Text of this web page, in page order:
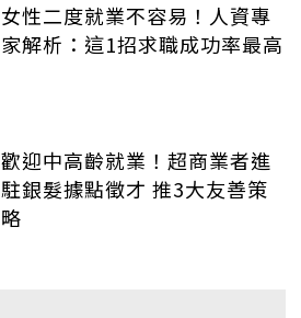
女性二度就業不容易！人資專
家解析：這1招求職成功率最高
歡迎中高齡就業！超商業者進
駐銀髮據點徵才 推3大友善策
略